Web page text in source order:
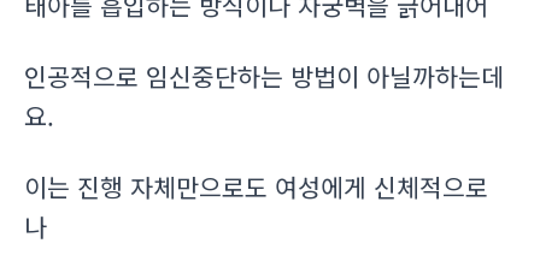
인공적으로 임신중단하는 방법이 아닐까하는데
요.
이는 진행 자체만으로도 여성에게 신체적으로
나